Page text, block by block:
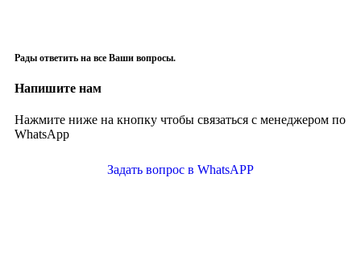
Рады ответить на все Ваши вопросы.
Напишите нам
Нажмите ниже на кнопку чтобы связаться с менеджером по
WhatsApp
Задать вопрос в WhatsAPP